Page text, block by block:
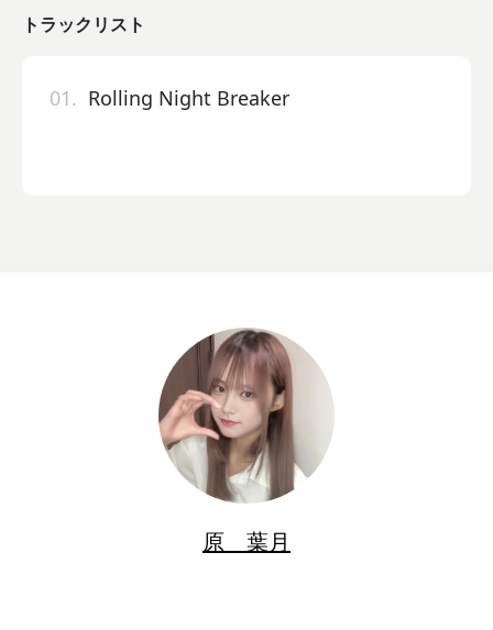
トラックリスト
01. Rolling Night Breaker
原 葉月